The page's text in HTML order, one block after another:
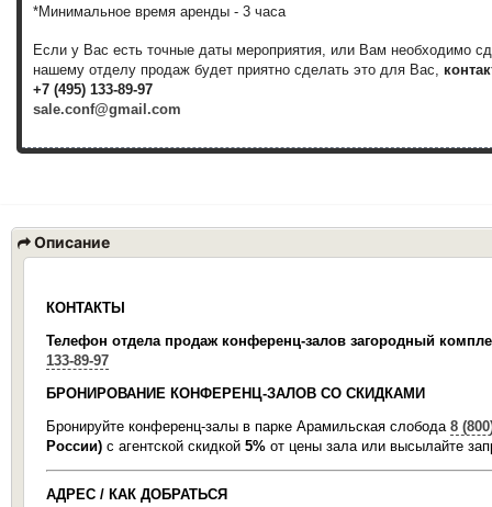
*Минимальное время аренды - 3 часа
Если у Вас есть точные даты мероприятия, или Вам необходимо
нашему отделу продаж будет приятно сделать это для Вас,
+7 (495) 133-89-97
sale.conf@gmail.com
Описание
КОНТАКТЫ
Телефон отдела продаж конференц-залов загородный
133-89-97
БРОНИРОВАНИЕ КОНФЕРЕНЦ-ЗАЛОВ СО СКИДКАМИ
Бронируйте конференц-залы в парке Арамильская слобода 8
России) с агентской скидкой 5% от цены зала или высылайте
АДРЕС / КАК ДОБРАТЬСЯ